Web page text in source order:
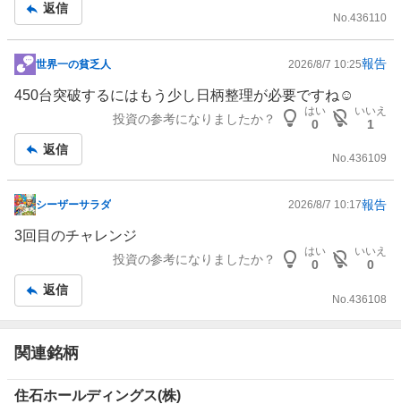
返信
No. 436110
掲
示
記
事
世界一の貧乏人 2026/8/7 10:25報告
450台突破するにはもう少し日柄整理が必要ですね☺️
投資の参考になりましたか？
はい
0
いいえ
1
返信
No.436109
掲
示
記
事
シーザーサラダ 2026/8/7 10:17報告
3回目のチャレンジ
投資の参考になりましたか？
はい
0
いいえ
0
返信
No. 436108
関連銘柄
住石ホールディングス(株)